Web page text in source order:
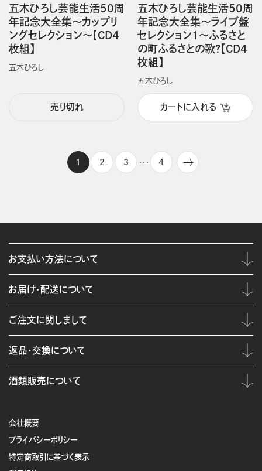
五木ひろし芸能生活50周
年記念大全集～カップリ
ングセレクション～【CD4
枚組】
五木ひろし
売り切れ
五木ひろし芸能生活50周
年記念大全集～ライブ盤
セレクション1～ふるさと
の町ふるさとの歌?【CD4
枚組】
五木ひろし
カートに入れる
1 2 3 ・・・ 4
会社概要
プライバシーポリシー
特定商取引に基づく表示
お支払い方法について
お届け・配送について
ご注文に関しまして
返品・交換について
酒類販売について